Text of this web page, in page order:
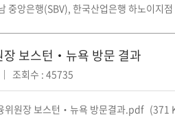
중앙은행(SBV), 한국산업은행 하노이지
장 보스턴‧뉴욕 방문 결과
조회수 : 45735
원장 보스턴‧뉴욕 방문결과.pdf (371